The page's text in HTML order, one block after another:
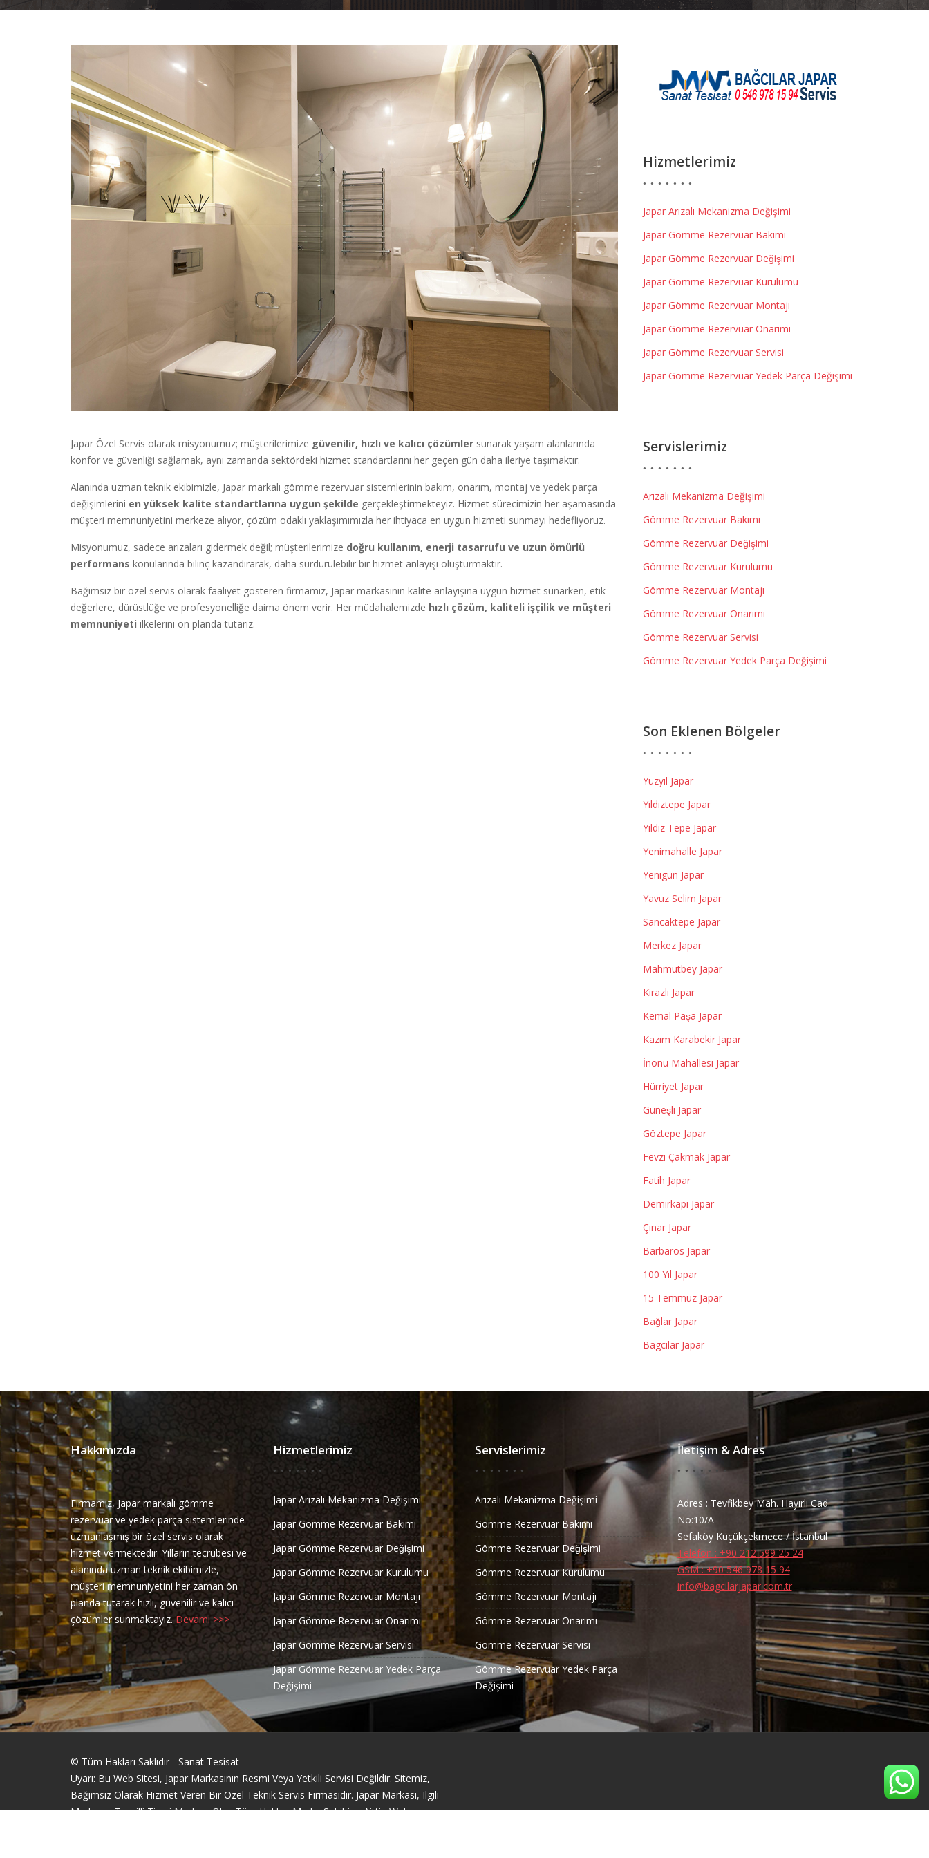
Japar Özel Servis olarak misyonumuz; müşterilerimize güvenilir, hızlı ve kalıcı çözümler sunarak yaşam alanlarında
konfor ve güvenliği sağlamak, aynı zamanda sektördeki hizmet standartlarını her geçen gün daha ileriye taşımaktır.
Alanında uzman teknik ekibimizle, Japar markalı gömme rezervuar sistemlerinin bakım, onarım, montaj ve yedek parça
değişimlerini en yüksek kalite standartlarına uygun şekilde gerçekleştirmekteyiz. Hizmet sürecimizin her aşamasında
müşteri memnuniyetini merkeze alıyor, çözüm odaklı yaklaşımımızla her ihtiyaca en uygun hizmeti sunmayı hedefliyoruz.
Misyonumuz, sadece arızaları gidermek değil; müşterilerimize doğru kullanım, enerji tasarrufu ve uzun ömürlü
performans konularında bilinç kazandırarak, daha sürdürülebilir bir hizmet anlayışı oluşturmaktır.
Bağımsız bir özel servis olarak faaliyet gösteren firmamız, Japar markasının kalite anlayışına uygun hizmet sunarken, etik
değerlere, dürüstlüğe ve profesyonelliğe daima önem verir. Her müdahalemizde hızlı çözüm, kaliteli işçilik ve müşteri
memnuniyeti ilkelerini ön planda tutarız.
Hizmetlerimiz
Japar Arızalı Mekanizma Değişimi
Japar Gömme Rezervuar Bakımı
Japar Gömme Rezervuar Değişimi
Japar Gömme Rezervuar Kurulumu
Japar Gömme Rezervuar Montajı
Japar Gömme Rezervuar Onarımı
Japar Gömme Rezervuar Servisi
Japar Gömme Rezervuar Yedek Parça Değişimi
Servislerimiz
Arızalı Mekanizma Değişimi
Gömme Rezervuar Bakımı
Gömme Rezervuar Değişimi
Gömme Rezervuar Kurulumu
Gömme Rezervuar Montajı
Gömme Rezervuar Onarımı
Gömme Rezervuar Servisi
Gömme Rezervuar Yedek Parça Değişimi
Son Eklenen Bölgeler
Yüzyıl Japar
Yıldıztepe Japar
Yıldız Tepe Japar
Yenimahalle Japar
Yenigün Japar
Yavuz Selim Japar
Sancaktepe Japar
Merkez Japar
Mahmutbey Japar
Kirazlı Japar
Kemal Paşa Japar
Kazım Karabekir Japar
İnönü Mahallesi Japar
Hürriyet Japar
Güneşli Japar
Göztepe Japar
Fevzi Çakmak Japar
Fatih Japar
Demirkapı Japar
Çınar Japar
Barbaros Japar
100 Yıl Japar
15 Temmuz Japar
Bağlar Japar
Bagcilar Japar
Hakkımızda
Firmamız, Japar markalı gömme
rezervuar ve yedek parça sistemlerinde
uzmanlaşmış bir özel servis olarak
hizmet vermektedir. Yılların tecrübesi ve
alanında uzman teknik ekibimizle,
müşteri memnuniyetini her zaman ön
planda tutarak hızlı, güvenilir ve kalıcı
çözümler sunmaktayız. Devamı >>>
Hizmetlerimiz
Japar Arızalı Mekanizma Değişimi
Japar Gömme Rezervuar Bakımı
Japar Gömme Rezervuar Değişimi
Japar Gömme Rezervuar Kurulumu
Japar Gömme Rezervuar Montajı
Japar Gömme Rezervuar Onarımı
Japar Gömme Rezervuar Servisi
Japar Gömme Rezervuar Yedek Parça
Değişimi
Servislerimiz
Arızalı Mekanizma Değişimi
Gömme Rezervuar Bakımı
Gömme Rezervuar Değişimi
Gömme Rezervuar Kurulumu
Gömme Rezervuar Montajı
Gömme Rezervuar Onarımı
Gömme Rezervuar Servisi
Gömme Rezervuar Yedek Parça
Değişimi
İletişim & Adres
Adres : Tevfikbey Mah. Hayırlı Cad.
No:10/A
Sefaköy Küçükçekmece / İstanbul
Telefon : +90 212 599 25 24
GSM : +90 546 978 15 94
info@bagcilarjapar.com.tr
© Tüm Hakları Saklıdır - Sanat Tesisat
Uyarı: Bu Web Sitesi, Japar Markasının Resmi Veya Yetkili Servisi Değildir. Sitemiz,
Bağımsız Olarak Hizmet Veren Bir Özel Teknik Servis Firmasıdır. Japar Markası, Ilgili
Markanın Tescilli Ticari Markası Olup Tüm Hakları Marka Sahibine Aittir. Web